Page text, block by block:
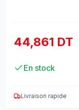
44,861 DT
En stock
Livraison rapide